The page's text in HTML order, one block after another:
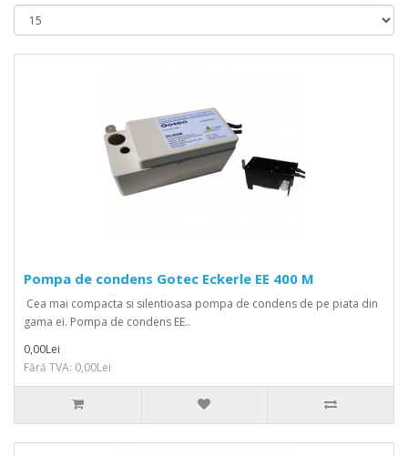
Pompa de condens Gotec Eckerle EE 400 M
Cea mai compacta si silentioasa pompa de condens de pe piata din
gama ei. Pompa de condens EE..
0,00Lei
Fără TVA: 0,00Lei